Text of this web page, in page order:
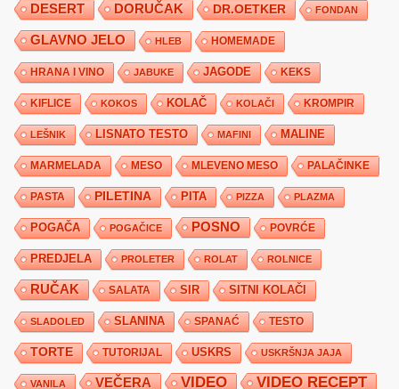
DESERT DORUČAK DR.OETKER FONDAN
GLAVNO JELO HLEB HOMEMADE
HRANA I VINO JABUKE JAGODE KEKS
KIFLICE KOKOS KOLAČ KOLAČI KROMPIR
LEŠNIK LISNATO TESTO MAFINI MALINE
MARMELADA MESO MLEVENO MESO PALAČINKE
PASTA PILETINA PITA PIZZA PLAZMA
POGAČA POGAČICE POSNO POVRĆE
PREDJELA PROLETER ROLAT ROLNICE
RUČAK SALATA SIR SITNI KOLAČI
SLADOLED SLANINA SPANAĆ TESTO
TORTE TUTORIJAL USKRS USKRŠNJA JAJA
VANILA VEČERA VIDEO VIDEO RECEPT